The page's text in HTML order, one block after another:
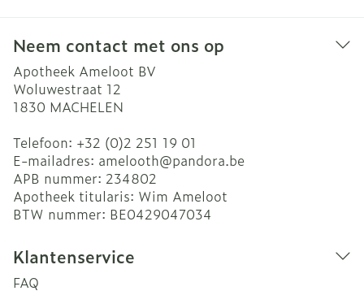
Neem contact met ons op
Apotheek Ameloot BV
Woluwestraat 12
1830 MACHELEN
Telefoon: +32 (0)2 251 19 01
E-mailadres: amelooth@pandora.be
APB nummer: 234802
Apotheek titularis: Wim Ameloot
BTW nummer: BE0429047034
Klantenservice
FAQ